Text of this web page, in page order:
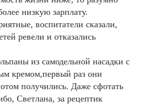
низкую зарплату.
воспитатели сказали,
ревели и отказались
из самодельной насадки с
кремом,первый раз они
получились. Даже сфотать
Светлана, за рецептик